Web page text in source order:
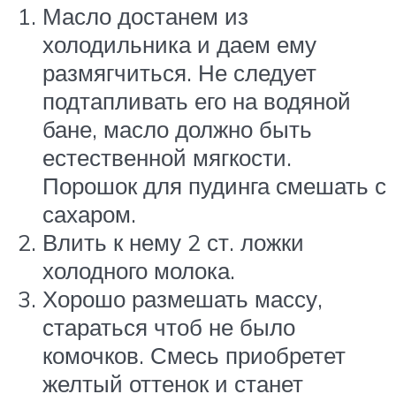
Масло достанем из
холодильника и даем ему
размягчиться. Не следует
подтапливать его на водяной
бане, масло должно быть
естественной мягкости.
Порошок для пудинга смешать с
сахаром.
Влить к нему 2 ст. ложки
холодного молока.
Хорошо размешать массу,
стараться чтоб не было
комочков. Смесь приобретет
желтый оттенок и станет